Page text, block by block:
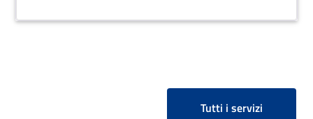
Tutti i servizi